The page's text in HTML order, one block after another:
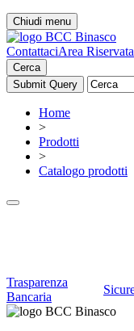
Chiudi menu
ContattaciArea
Cerca
Home
>
Prodotti
>
Catalogo prodotti
Trasparenza
Bancaria